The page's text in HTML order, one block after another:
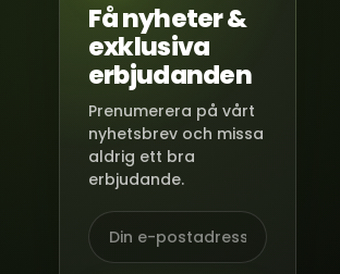
Få nyheter &
exklusiva
erbjudanden
Prenumerera på vårt
nyhetsbrev och missa
aldrig ett bra
erbjudande.